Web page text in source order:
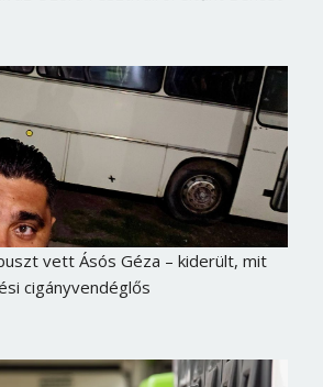
vett Ásós Géza – kiderült, mit
cigányvendéglős